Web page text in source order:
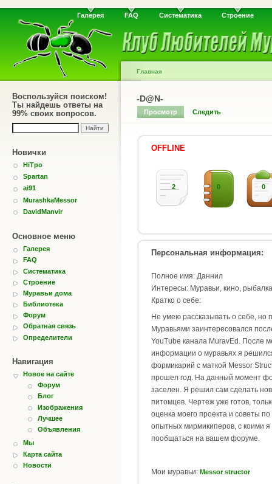
Галерея FAQ Систематика Строение
Воспользуйся поиском!
Ты найдешь ответы на
99% своих вопросов.
Новички
HiTpo
Spartan
ai91
MurashkaMessor
DavidManvir
Основное меню
Галерея
FAQ
Систематика
Строение
Муравьи дома
Библиотека
Форум
Обратная связь
Определители
Навигация
Новое на сайте
Форум
Блог
Изображения
Лучшее
Объявления
Мы
Карта сайта
Новости
Главная
-D@N-
Просмотр Следить
OFFLINE
2 0 0
Персональная информация:
Полное имя: Даннил
Интересы: Муравьи, кино, рыбалка
Кратко о себе:
Не умею рассказывать о себе, но
Муравьями заинтересовался
YouTube канала MuravEd. После
информации о муравьях я
формикарий с маткой Messor
прошел год. На данный момент
заселен. Я решил сам сделать
питомцев. Чертеж уже готов,
оценка моего проекта и советы
опытных мирмикиперов, с коими я
пообщаться на вашем форуме.
Мои муравьи: Messor structor